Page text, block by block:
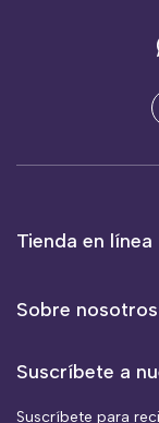
Tienda en línea
Sobre nosotros
Suscríbete a
Suscríbete para